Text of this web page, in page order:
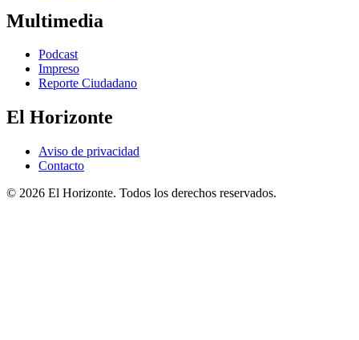
Multimedia
Podcast
Impreso
Reporte Ciudadano
El Horizonte
Aviso de privacidad
Contacto
© 2026 El Horizonte. Todos los derechos reservados.